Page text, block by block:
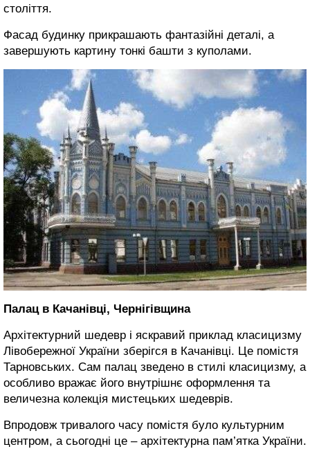
століття.
Фасад будинку прикрашають фантазійні деталі, а
завершують картину тонкі башти з куполами.
Палац в Качанівці, Чернігівщина
Архітектурний шедевр і яскравий приклад класицизму
Лівобережної України зберігся в Качанівці. Це помістя
Тарновських. Сам палац зведено в стилі класицизму, а
особливо вражає його внутрішнє оформлення та
величезна колекція мистецьких шедеврів.
Впродовж тривалого часу помістя було культурним
центром, а сьогодні це – архітектурна пам’ятка України.